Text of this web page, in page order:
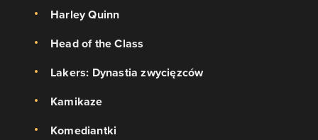
Harley Quinn
Head of the Class
Lakers: Dynastia zwycięzców
Kamikaze
Komediantki